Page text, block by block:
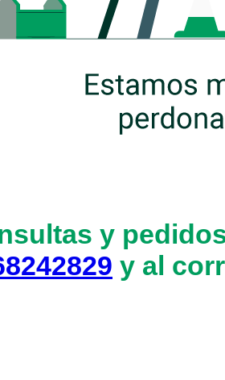
y
y al